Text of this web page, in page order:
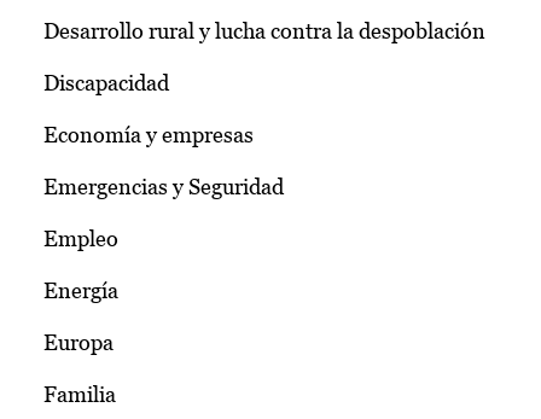
Desarrollo rural y lucha contra la despoblación
Discapacidad
Economía y empresas
Emergencias y Seguridad
Empleo
Energía
Europa
Familia